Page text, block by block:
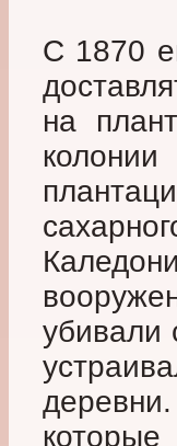
С 1870
на
убивали